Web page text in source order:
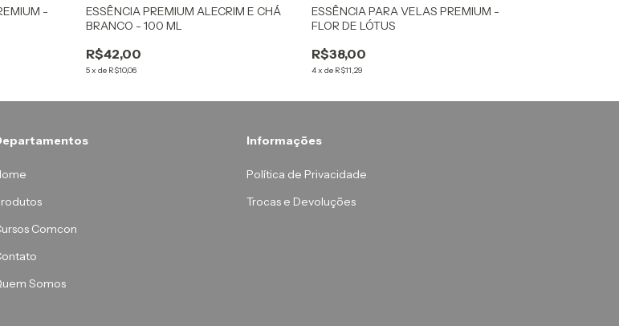
-
ESSÊNCIA PREMIUM ALECRIM E CHÁ
BRANCO - 100 ML
R$42,00
5x de R$10,06
ESSÊNCIA PARA VELAS PREMIUM -
FLOR DE LÓTUS
R$38,00
4x de R$11,29
Comcon
Somos
Informações
Política de Privacidade
Trocas e Devoluções